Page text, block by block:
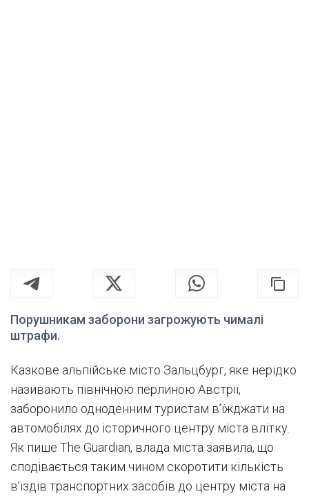
Порушникам заборони загрожують чималі
штрафи.
Казкове альпійське місто Зальцбург, яке нерідко
називають північною перлиною Австрії,
заборонило одноденним туристам в’їжджати на
автомобілях до історичного центру міста влітку.
Як пише The Guardian, влада міста заявила, що
сподівається таким чином скоротити кількість
в’їздів транспортних засобів до центру міста на